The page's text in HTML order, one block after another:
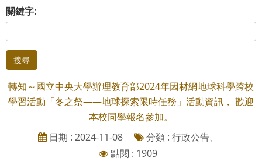
關鍵字:
搜尋
轉知～國立中央大學辦理教育部2024年因材網地球科學跨校
學習活動「冬之祭——地球探索限時任務」活動資訊， 歡迎
本校同學報名參加。
日期 : 2024-11-08
分類 : 行政公告、
點閱 : 1909